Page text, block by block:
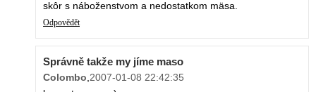
skôr s náboženstvom a nedostatkom mäsa.
Odpovědět
Správně takže my jíme maso
Colombo,2007-01-08 22:42:35